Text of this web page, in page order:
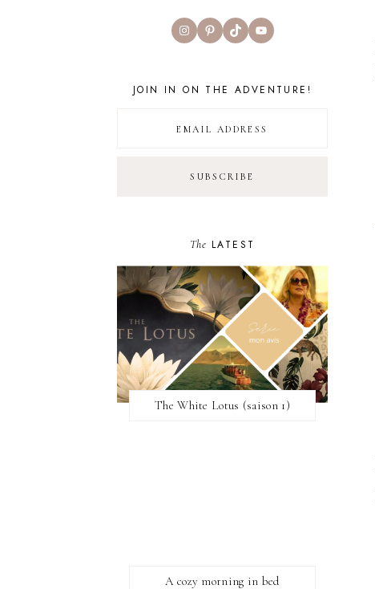
InstagramPinterest
TikTokYouTube
JOIN IN ON THE ADVENTURE!
The LATEST
The White Lotus (saison 1)
A cozy morning in bed